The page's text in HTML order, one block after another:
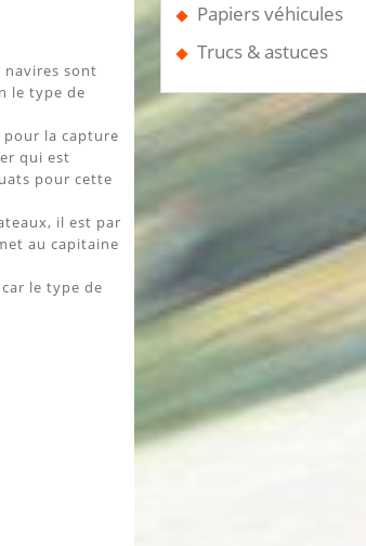
navires sont
le type de
pour la capture
qui est
pour cette
il est par
au capitaine
le type de
Papiers véhicules
Trucs & astuces